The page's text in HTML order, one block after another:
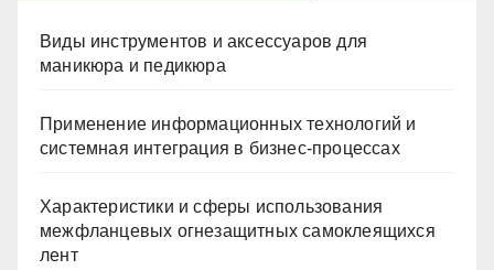
Виды инструментов и аксессуаров для
маникюра и педикюра
Применение информационных технологий и
системная интеграция в бизнес-процессах
Характеристики и сферы использования
межфланцевых огнезащитных самоклеящихся
лент